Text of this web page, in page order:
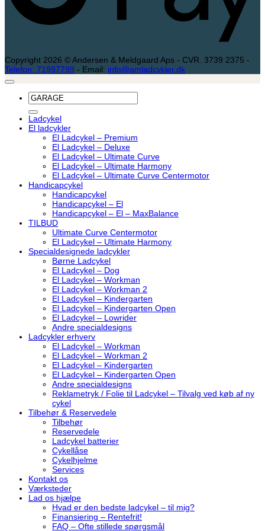
Copyright 2026 © Andersen & Meldgaard Aps - CVR. 3739 2375 -
Telefon: 71997799 - Email: info@amladcykler.dk
Søg
efter:
Ladcykel
El ladcykler
El Ladcykel – Premium
El Ladcykel – Deluxe
El Ladcykel – Ultimate Curve
El Ladcykel – Ultimate Harmony
El Ladcykel – Ultimate Curve Centermotor
Handicapcykel
Handicapcykel
Handicapcykel – El
Handicapcykel – El – MaxBalance
TILBUD
Ultimate Curve Centermotor
El Ladcykel – Ultimate Harmony
Specialdesignede ladcykler
Børne Ladcykel
El Ladcykel – Dog
El Ladcykel – Workman
El Ladcykel – Workman 2
El Ladcykel – Kindergarten
El Ladcykel – Kindergarten Open
El Ladcykel – Lowrider
Andre specialdesigns
Ladcykler erhverv
El Ladcykel – Workman
El Ladcykel – Workman 2
El Ladcykel – Kindergarten
El Ladcykel – Kindergarten Open
Andre specialdesigns
Reklametryk / Folie til Ladcykel – Tilvalg ved køb af ny
cykel
Tilbehør & Reservedele
Tilbehør
Reservedele
Ladcykel batterier
Cykellåse
Cykelhjelme
Services
Kontakt os
Værksteder
Lad os hjælpe
Hvad er den bedste ladcykel – til mig?
Finansiering – Rentefrit!
FAQ – Ofte stillede spørgsmål